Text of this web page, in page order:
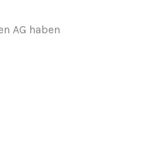
AG haben